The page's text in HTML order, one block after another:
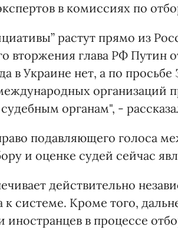
в комиссиях по
растут прямо из
вторжения глава РФ Путин
в Украине нет, а по
организаций
органам", -
подавляющего голоса
и оценке судей сейчас
действительно
к системе. Кроме того,
иностранцев в процессе